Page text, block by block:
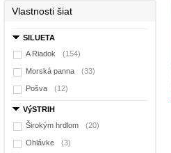
Vlastnosti šiat
SILUETA
A Riadok
(154)
Morská panna (33)
Pošva (12)
VýSTRIH
Širokým hrdlom
(20)
Ohlávke (3)